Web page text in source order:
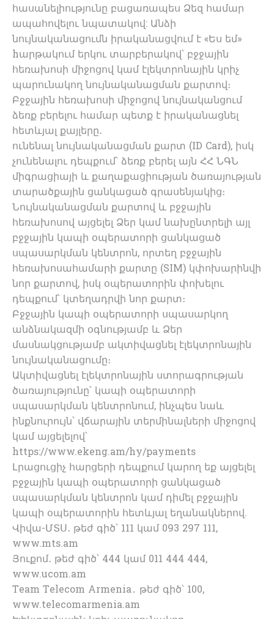
հասանելիությունը բացառապես Ձեզ համար
ապահովելու նպատակով: Անձի
նույնականացումն իրականացվում է «Ես եմ»
hարթակում երկու տարբերակով՝ բջջային
հեռախոսի միջոցով կամ էլեկտրոնային կրիչ
պարունակող նույնականացման քարտով։
Բջջային հեռախոսի միջոցով նույնականցում
ձեռք բերելու համար պետք է իրականացնել
հետևյալ քայլերը․
ունենալ նույնականացման քարտ (ID Card), իսկ
չունենալու դեպքում՝ ձեռք բերել այն ՀՀ ՆԳՆ
միգրացիայի և քաղաքացիության ծառայության
տարածքային ցանկացած գրասենյակից։
Նույնականացման քարտով և բջջային
հեռախոսով այցելել Ձեր կամ նախընտրելի այլ
բջջային կապի օպերատորի ցանկացած
սպասարկման կենտրոն, որտեղ բջջային
հեռախոսահամարի քարտը (SIM) կփոխարինվի
նոր քարտով, իսկ օպերատորին փոխելու
դեպքում՝ կտեղադրվի նոր քարտ։
Բջջային կապի օպերատորի սպասարկող
անձնակազմի օգնությամբ և Ձեր
մասնակցությամբ ակտիվացնել էլեկտրոնային
նույնականացումը։
Ակտիվացնել էլեկտրոնային ստորագրության
ծառայությունը՝ կապի օպերատորի
սպասարկման կենտրոնում, ինչպես նաև
ինքնուրույն՝ վճարային տերմինալների միջոցով
կամ այցելելով՝
https://www.ekeng.am/hy/payments
Լրացուցիչ հարցերի դեպքում կարող եք այցելել
բջջային կապի օպերատորի ցանկացած
սպասարկման կենտրոն կամ դիմել բջջային
կապի օպերատորին հետևյալ եղանակներով.
Վիվա-ՄՏՍ․ թեժ գիծ՝ 111 կամ 093 297 111,
www.mts.am
Յուքոմ․ թեժ գիծ՝ 444 կամ 011 444 444,
www.ucom.am
Team Telecom Armenia․ թեժ գիծ՝ 100,
www.telecomarmenia.am